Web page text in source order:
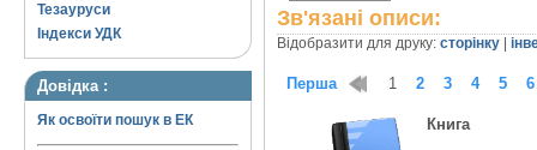
Тезауруси
Індекси УДК
Довідка :
Як освоїти пошук в ЕК
Зв'язані описи:
Відобразити для друку: сторінку
Перша 1 2 3 4 5 6
Книга